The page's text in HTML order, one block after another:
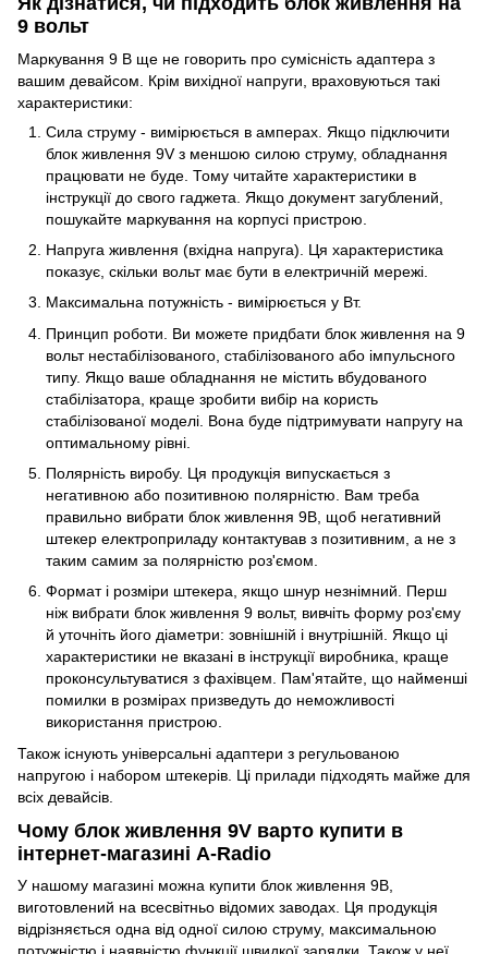
9 вольт
Маркування 9 В ще не говорить про сумісність адаптера з
вашим девайсом. Крім вихідної напруги, враховуються такі
характеристики:
Сила струму - вимірюється в амперах. Якщо підключити
блок живлення 9V з меншою силою струму, обладнання
працювати не буде. Тому читайте характеристики в
інструкції до свого гаджета. Якщо документ загублений,
пошукайте маркування на корпусі пристрою.
Напруга живлення (вхідна напруга). Ця характеристика
показує, скільки вольт має бути в електричній мережі.
Максимальна потужність - вимірюється у Вт.
Принцип роботи. Ви можете придбати блок живлення на 9
вольт нестабілізованого, стабілізованого або імпульсного
типу. Якщо ваше обладнання не містить вбудованого
стабілізатора, краще зробити вибір на користь
стабілізованої моделі. Вона буде підтримувати напругу на
оптимальному рівні.
Полярність виробу. Ця продукція випускається з
негативною або позитивною полярністю. Вам треба
правильно вибрати блок живлення 9В, щоб негативний
штекер електроприладу контактував з позитивним, а не з
таким самим за полярністю роз'ємом.
Формат і розміри штекера, якщо шнур незнімний. Перш
ніж вибрати блок живлення 9 вольт, вивчіть форму роз'єму
й уточніть його діаметри: зовнішній і внутрішній. Якщо ці
характеристики не вказані в інструкції виробника, краще
проконсультуватися з фахівцем. Пам'ятайте, що найменші
помилки в розмірах призведуть до неможливості
використання пристрою.
Також існують універсальні адаптери з регульованою
напругою і набором штекерів. Ці прилади підходять майже для
всіх девайсів.
Чому блок живлення 9V варто купити в
інтернет-магазині A-Radio
У нашому магазині можна купити блок живлення 9В,
виготовлений на всесвітньо відомих заводах. Ця продукція
відрізняється одна від одної силою струму, максимальною